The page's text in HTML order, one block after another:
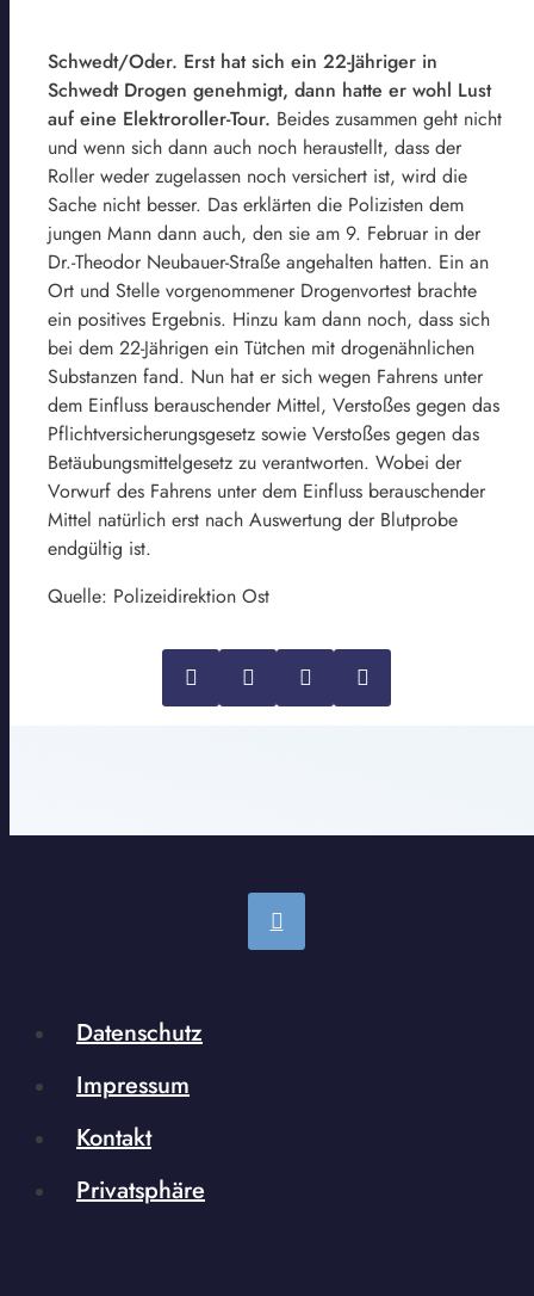
Schwedt/Oder. Erst hat sich ein 22-Jähriger in
Schwedt Drogen genehmigt, dann hatte er wohl Lust
auf eine Elektroroller-Tour. Beides zusammen geht nicht
und wenn sich dann auch noch heraustellt, dass der
Roller weder zugelassen noch versichert ist, wird die
Sache nicht besser. Das erklärten die Polizisten dem
jungen Mann dann auch, den sie am 9. Februar in der
Dr.-Theodor Neubauer-Straße angehalten hatten. Ein an
Ort und Stelle vorgenommener Drogenvortest brachte
ein positives Ergebnis. Hinzu kam dann noch, dass sich
bei dem 22-Jährigen ein Tütchen mit drogenähnlichen
Substanzen fand. Nun hat er sich wegen Fahrens unter
dem Einfluss berauschender Mittel, Verstoßes gegen das
Pflichtversicherungsgesetz sowie Verstoßes gegen das
Betäubungsmittelgesetz zu verantworten. Wobei der
Vorwurf des Fahrens unter dem Einfluss berauschender
Mittel natürlich erst nach Auswertung der Blutprobe
endgültig ist.
Quelle: Polizeidirektion Ost
Datenschutz
Impressum
Kontakt
Privatsphäre